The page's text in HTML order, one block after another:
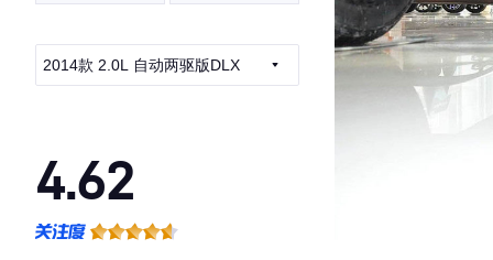
2014款 2.0L 自动两驱版DLX
4.62